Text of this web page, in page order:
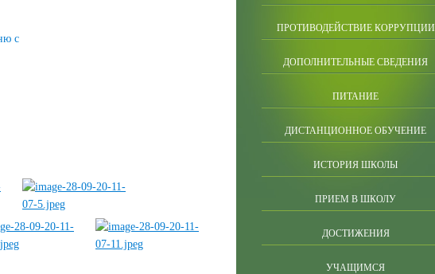
с
ПРОТИВОДЕЙСТВИЕ КОРРУПЦИИ
ДОПОЛНИТЕЛЬНЫЕ СВЕДЕНИЯ
ПИТАНИЕ
ДИСТАНЦИОННОЕ ОБУЧЕНИЕ
ИСТОРИЯ ШКОЛЫ
ПРИЕМ В ШКОЛУ
ДОСТИЖЕНИЯ
УЧАЩИМСЯ